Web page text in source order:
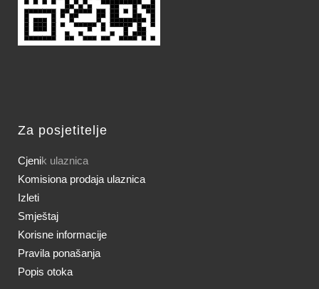
Za posjetitelje
Cjenik ulaznica
Komisiona prodaja ulaznica
Izleti
Smještaj
Korisne informacije
Pravila ponašanja
Popis otoka